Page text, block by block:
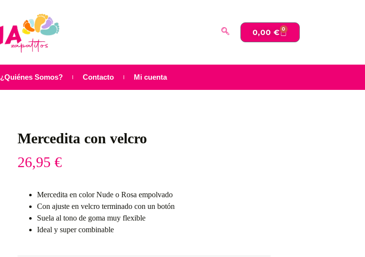
0,00 € 0
¿Quiénes Somos? Contacto Mi cuenta
Mercedita con velcro
26,95 €
Mercedita en color Nude o Rosa empolvado
Con ajuste en velcro terminado con un botón
Suela al tono de goma muy flexible
Ideal y super combinable